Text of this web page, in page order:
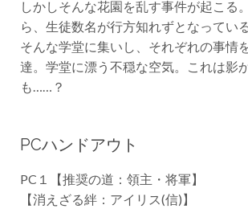
しかしそんな花園を乱す事件が起こる
ら、生徒数名が行方知れずとなっている
そんな学堂に集いし、それぞれの事情
達。学堂に漂う不穏な空気。これは影
も……？
PCハンドアウト
PC１【推奨の道：領主・将軍】
【消えざる絆：アイリス(信)】